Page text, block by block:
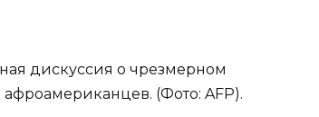
дискуссия о чрезмерном
(Фото: AFP).